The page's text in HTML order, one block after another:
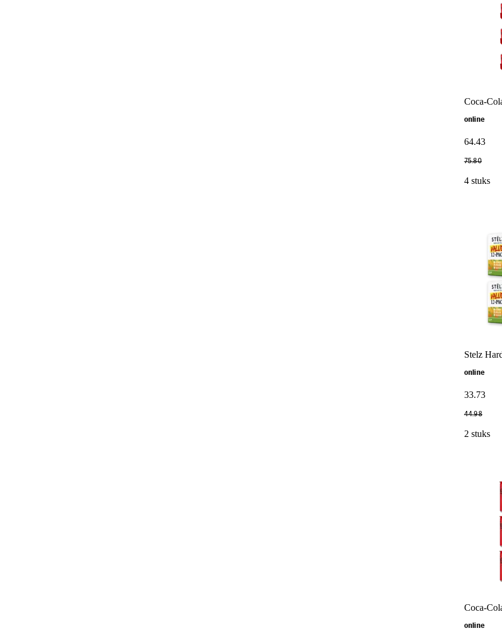
Coca-
online
64.43
75.80
4 stuks
Stelz
online
33.73
44.98
2 stuks
Coca-
online